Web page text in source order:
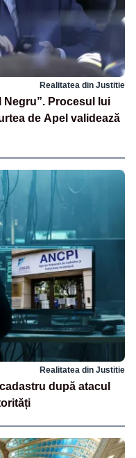
Realitatea din Justitie
Negru”. Procesul lui
de Apel validează
Realitatea din Justitie
după atacul